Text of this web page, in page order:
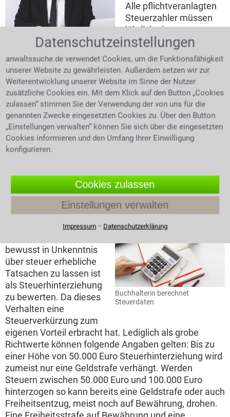
Anwalt prüft mit Lupe
Steuerbescheid
Alle pflichtveranlagten
Steuerzahler müssen
jährlich eine
Steuererklärung
ausfüllen und an das
Finanzamt schicken.
Dieses prüft und erstellt
einen Steuerbescheid.
Darin steht dann die tatsächlich zu entrichtende
Steuer mit der Aufforderung eine Nachzahlung zu
leisten oder auch einer Erstattung zurücküberwiesen
zu bekommen. Zweifelt man den Steuerbescheid des
Finanzamtes an, bleibt die Möglichkeit des Einspruchs
Im Zweifelsfall holen Sie sich Rat von einem Anwalt
für Steuerrecht.
Steuerhinterziehung
Buchhalterin berechnet
Steuerdaten
bewusst in Unkenntnis
über steuer erhebliche
Tatsachen zu lassen ist
als Steuerhinterziehung
zu bewerten. Da dieses
Verhalten eine
Steuerverkürzung zum
eigenen Vorteil erbracht hat. Lediglich als grobe
Richtwerte können folgende Angaben gelten: Bis zu
einer Höhe von 50.000 Euro Steuerhinterziehung wird
zumeist nur eine Geldstrafe verhängt. Werden
Steuern zwischen 50.000 Euro und 100.000 Euro
hinterzogen so kann bereits eine Geldstrafe oder auch
Freiheitsentzug, meist noch auf Bewährung, drohen.
Datenschutzeinstellungen
anwaltssuche.de verwendet Cookies, um die Funktionsfähigkeit
unserer Website zu gewährleisten. Außerdem setzen wir zur
Weiterentwicklung unserer Website im Sinne der Nutzer
zusätzliche Cookies ein. Mit dem Klick auf den Button „Cookies
zulassen“ stimmen Sie der Verwendung der von uns für die
genannten Zwecke eingesetzten Cookies zu. Über den Button
„Einstellungen verwalten“ können Sie sich über die eingesetzten
Cookies informieren und den Umfang Ihrer Einwilligung
konfigurieren.
Cookies zulassen
Einstellungen verwalten
Impressum⁃ Datenschutzerklärung